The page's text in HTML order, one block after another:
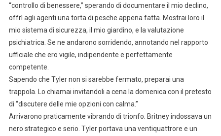
“controllo di benessere,” sperando di documentare il mio declino,
offrì agli agenti una torta di pesche appena fatta. Mostrai loro il
mio sistema di sicurezza, il mio giardino, e la valutazione
psichiatrica. Se ne andarono sorridendo, annotando nel rapporto
ufficiale che ero vigile, indipendente e perfettamente
competente.
Sapendo che Tyler non si sarebbe fermato, preparai una
trappola. Lo chiamai invitandoli a cena la domenica con il pretesto
di “discutere delle mie opzioni con calma.”
Arrivarono praticamente vibrando di trionfo. Britney indossava un
nero strategico e serio. Tyler portava una ventiquattrore e un